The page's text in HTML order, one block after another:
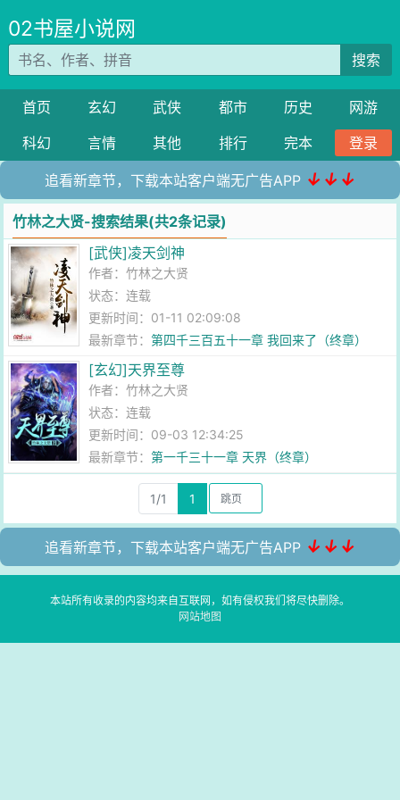
02书屋小说网
搜索
首页 玄幻 武侠 都市 历史
网游
科幻
言情 其他 排行 完本 登录
追看新章节，下载本站客户端无广告APP ↓↓↓
竹林之大贤-搜索结果(共2条记录)
[武侠]凌天剑神
作者：竹林之大贤
状态：连载
更新时间：01-11 02:09:08
最新章节：第四千三百五十一章 我回来了（终章）
[玄幻]天界至尊
作者：竹林之大贤
状态：连载
更新时间：09-03 12:34:25
最新章节：第一千三十一章 天界（终章）
1/1 1
追看新章节，下载本站客户端无广告APP ↓↓↓
本站所有收录的内容均来自互联网，如有侵权我们将尽快删除。
网站地图